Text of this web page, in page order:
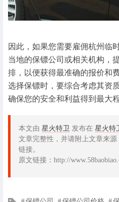
因此，如果您需要雇佣杭州临
当地的保镖公司或相关机构，
排，以便获得最准确的报价和
选择保镖时，要综合考虑其资
确保您的安全和利益得到最大
本文由 星火特卫 发布在 星火特
文章完整性，并请附上文章来
链接。
原文链接：http://